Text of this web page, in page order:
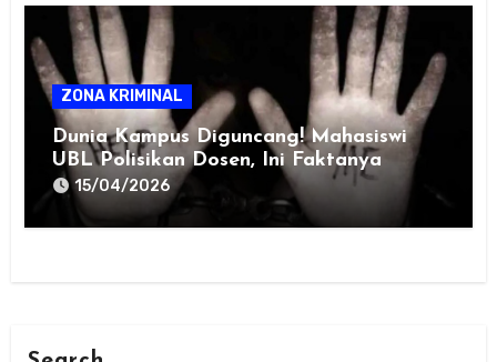
ZONA KRIMINAL
Dunia Kampus Diguncang! Mahasiswi
UBL Polisikan Dosen, Ini Faktanya
15/04/2026